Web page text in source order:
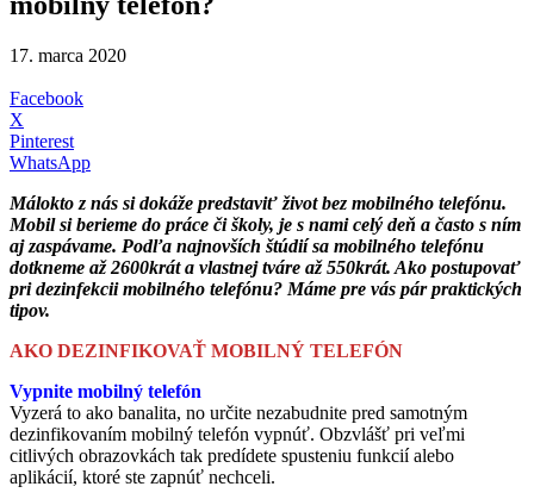
17. marca 2020
Facebook
X
Pinterest
WhatsApp
Málokto z nás si dokáže predstaviť život bez mobilného telefónu.
Mobil si berieme do práce či školy, je s nami celý deň a často s ním
aj zaspávame. Podľa najnovších štúdií sa mobilného telefónu
dotkneme až 2600krát a vlastnej tváre až 550krát. Ako postupovať
pri dezinfekcii mobilného telefónu? Máme pre vás pár praktických
tipov.
AKO DEZINFIKOVAŤ MOBILNÝ TELEFÓN
Vypnite mobilný telefón
Vyzerá to ako banalita, no určite nezabudnite pred samotným
dezinfikovaním mobilný telefón vypnúť. Obzvlášť pri veľmi
citlivých obrazovkách tak predídete spusteniu funkcií alebo
aplikácií, ktoré ste zapnúť nechceli.